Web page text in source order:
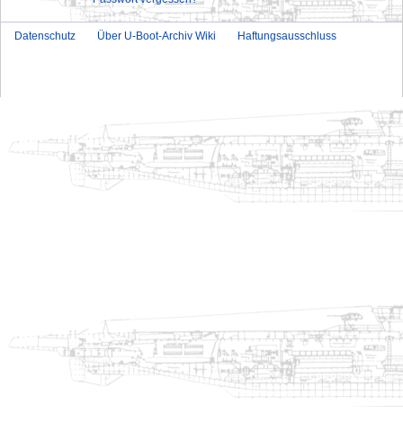
Datenschutz Über U-Boot-Archiv Wiki Haftungsausschluss